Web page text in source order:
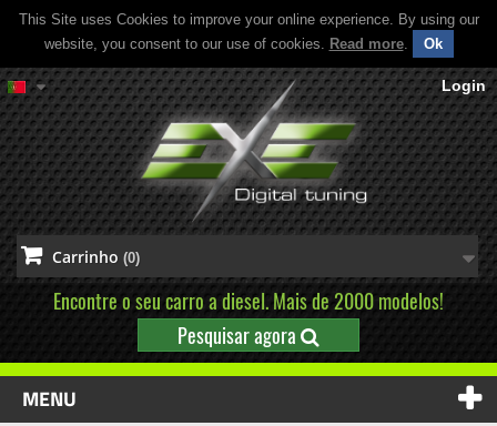
This Site uses Cookies to improve your online experience. By using our
website, you consent to our use of cookies. Read more. Ok
Login
Carrinho (0)
Encontre o seu carro a diesel. Mais de 2000 modelos!
Pesquisar agora
MENU